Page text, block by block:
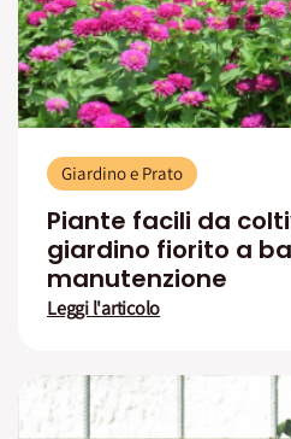
Giardino e Prato
Piante facili da
giardino fiorito a
manutenzione
Leggi l'articolo